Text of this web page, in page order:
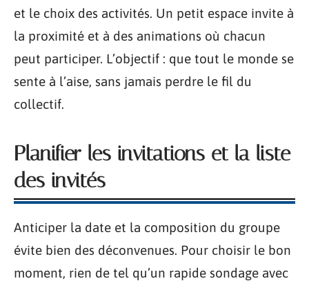
et le choix des activités. Un petit espace invite à
la proximité et à des animations où chacun
peut participer. L’objectif : que tout le monde se
sente à l’aise, sans jamais perdre le fil du
collectif.
Planifier les invitations et la liste
des invités
Anticiper la date et la composition du groupe
évite bien des déconvenues. Pour choisir le bon
moment, rien de tel qu’un rapide sondage avec